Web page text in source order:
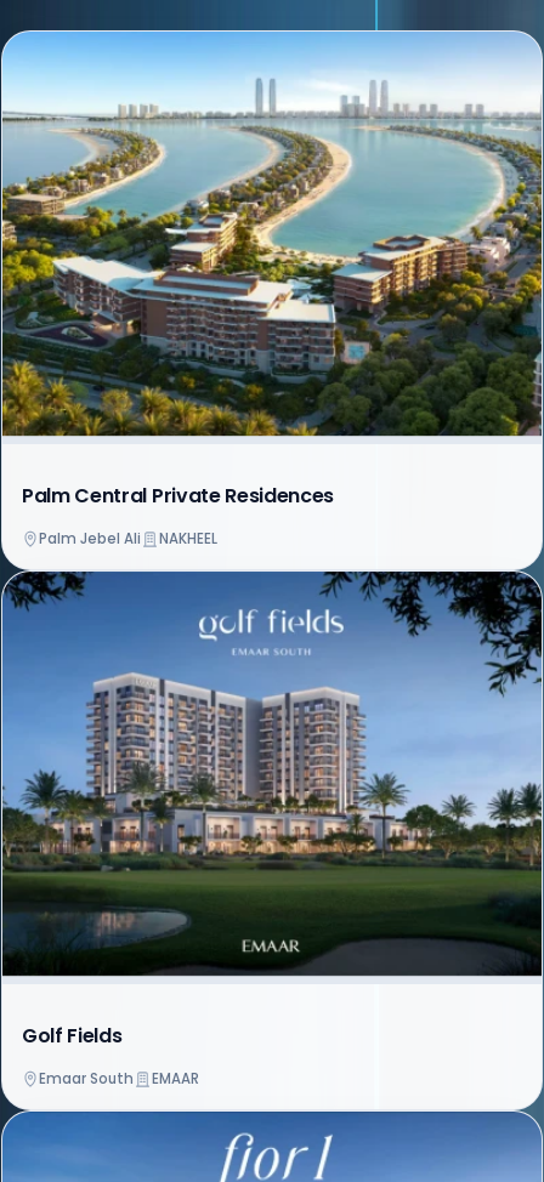
Palm Central Private Residences
Palm Jebel Ali NAKHEEL
Golf Fields
Emaar South EMAAR